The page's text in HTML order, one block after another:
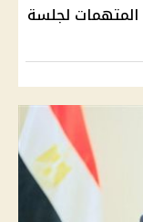
لجلسة